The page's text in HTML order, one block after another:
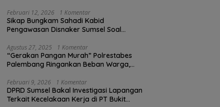
Februari 12, 2026 1 Komentar
Sikap Bungkam Sahadi Kabid
Pengawasan Disnaker Sumsel Soal
Pengawasan K3?
Agustus 27, 2025 1 Komentar
“Gerakan Pangan Murah” Polrestabes
Palembang Ringankan Beban Warga,
Februari 9, 2026 1 Komentar
DPRD Sumsel Bakal Investigasi Lapangan
Terkait Kecelakaan Kerja di PT Bukit